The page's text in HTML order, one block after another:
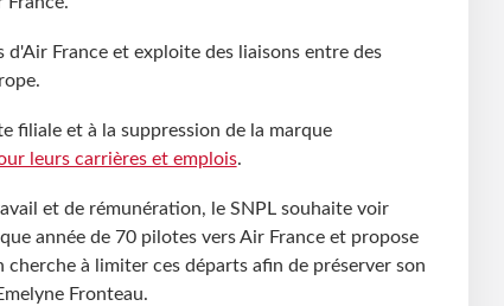
France et exploite des liaisons entre des
filiale et à la suppression de la marque
leurs carrières et emplois.
et de rémunération, le SNPL souhaite voir
année de 70 pilotes vers Air France et propose
à limiter ces départs afin de préserver son
Fronteau.